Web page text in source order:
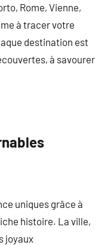
Rome, Vienne,
à tracer votre
destination est
à savourer
uniques grâce à
histoire. La ville,
joyaux